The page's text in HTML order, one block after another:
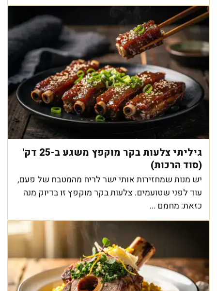
גיליתי צלעות בקר מוקפץ משגע ב-25 דק'
(סוד הרכות)
יש מנות שמחזירות אותי ישר לריח מהמטבח של פעם,
עוד לפני שטועמים. צלעות בקר מוקפץ זו בדיוק מנה
כזאת: מחמם ...